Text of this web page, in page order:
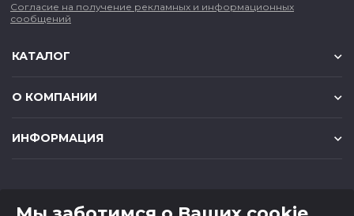
Согласие на получение рекламных и информационных
сообщений
КАТАЛОГ
О КОМПАНИИ
ИНФОРМАЦИЯ